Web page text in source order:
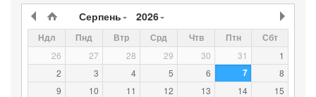
Серпень 2026
Ндл Пнд Втр Срд Чтв Птн Сбт
26 27 28 29 30 31
1
2
3 4 5 6 7
8
9
10 11 12 13 14
15